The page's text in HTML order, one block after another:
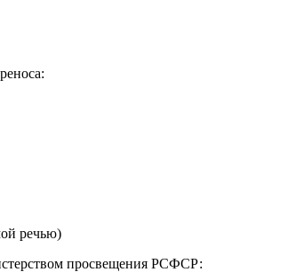
речью)
просвещения РСФСР: